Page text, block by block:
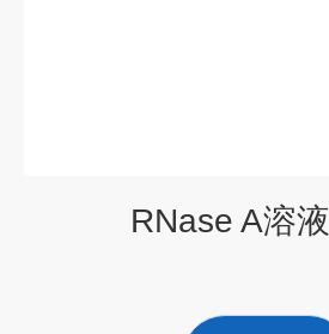
RNase A溶液